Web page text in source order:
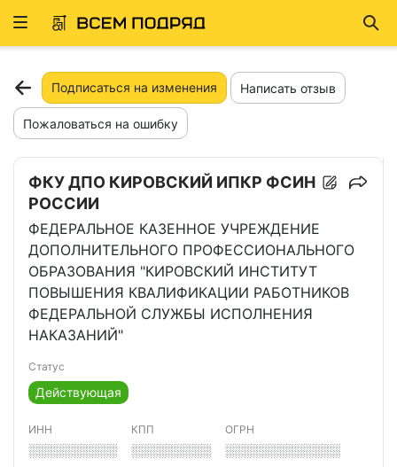
Развернуть
Подписаться на изменения Написать отзыв
Пожаловаться на ошибку
ФКУ ДПО КИРОВСКИЙ ИПКР ФСИН
РОССИИ
ФЕДЕРАЛЬНОЕ КАЗЕННОЕ УЧРЕЖДЕНИЕ
ДОПОЛНИТЕЛЬНОГО ПРОФЕССИОНАЛЬНОГО
ОБРАЗОВАНИЯ "КИРОВСКИЙ ИНСТИТУТ
ПОВЫШЕНИЯ КВАЛИФИКАЦИИ РАБОТНИКОВ
ФЕДЕРАЛЬНОЙ СЛУЖБЫ ИСПОЛНЕНИЯ
НАКАЗАНИЙ"
Статус
Действующая
ИНН
░░░░░░░░░░
КПП
░░░░░░░░░
ОГРН
░░░░░░░░░░░░░